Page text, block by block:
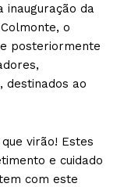
inauguração da
o
posteriormente
destinados ao
virão! Estes
e cuidado
com este